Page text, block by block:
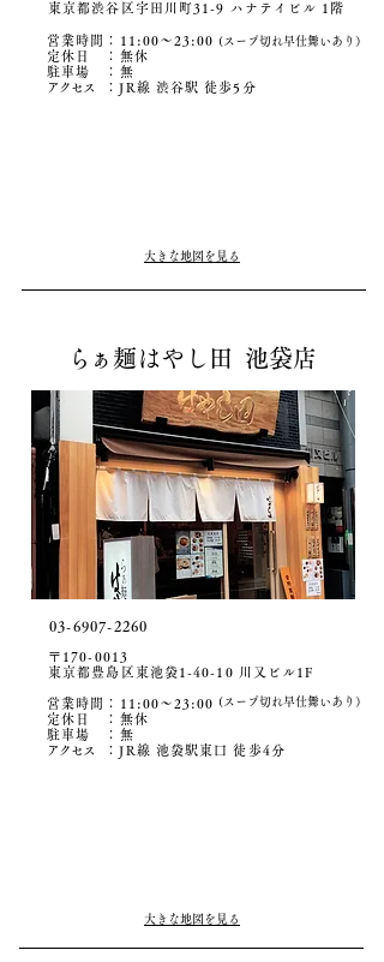
東京都渋谷区宇田川町31-9 ハナテイビル 1階
営業時間：11:00〜23:00
定休日 ：無休
駐車場 ：無
アクセ ス ：JR線 渋谷駅 徒歩5分
大きな地図を見る
(スープ切れ早仕舞いあり）
ら ぁ麺はやし田 池袋店
03-6907-2260
〒170-0013
東京都豊島区東池袋1-40-10 川又ビル1F
営業時間：11:00〜23:00
定休日 ：無休
駐車場 ：無
アクセ ス ：JR線 池袋駅東口 徒歩4分
大きな地図を見る
(スープ切れ早仕舞いあり）